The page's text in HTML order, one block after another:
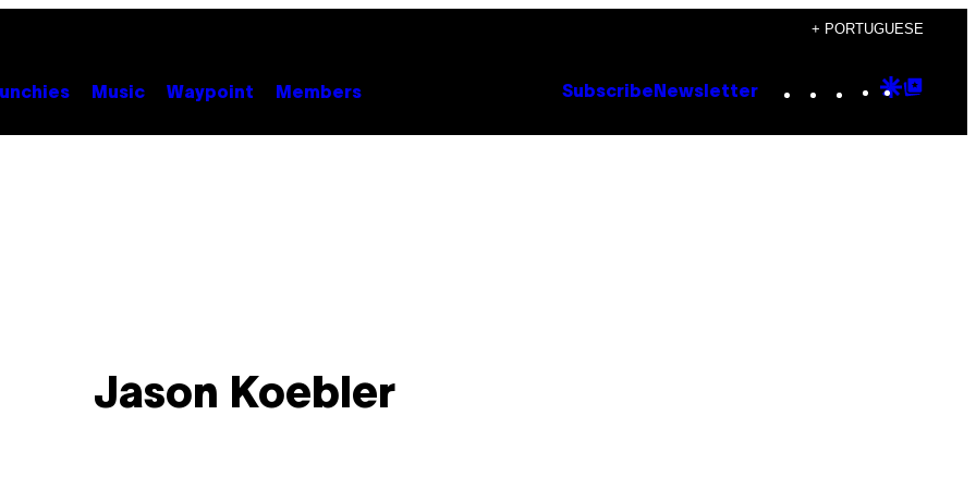
+ PORTUGUESE
Music Waypoint Members Subscribe Newsletter Instagram
TikTok
YouTube
Google
Jason Koebler